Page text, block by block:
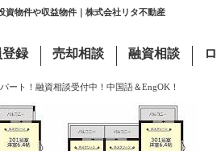
資物件や収益物件｜株式会社リタ不動産
録 売却相談 融資相談
ート！融資相談受付中！中国語＆EngOK！